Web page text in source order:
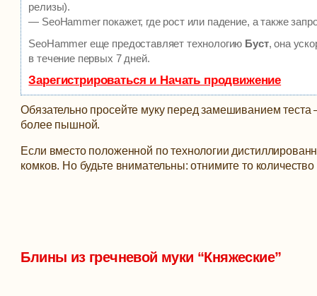
релизы).
— SeoHammer покажет, где рост или падение, а также
SeoHammer еще предоставляет технологию Буст, она
в течение первых 7 дней.
Зарегистрироваться и Начать продвижение
Обязательно просейте муку перед замешиванием теста
более пышной.
Если вместо положенной по технологии
комков. Но будьте внимательны: отнимите то
Блины из гречневой муки “Княжеские”